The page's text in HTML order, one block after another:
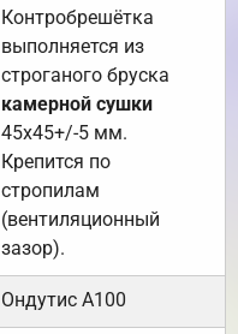
Контробрешётка
выполняется из
строганого бруска
камерной сушки
45х45+/-5 мм.
Крепится по
стропилам
(вентиляционный
зазор).
Ондутис А100